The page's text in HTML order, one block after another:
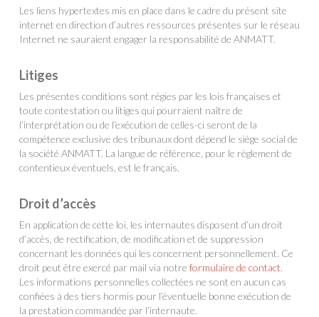
Les liens hypertextes mis en place dans le cadre du présent site
internet en direction d’autres ressources présentes sur le réseau
Internet ne sauraient engager la responsabilité de ANMATT.
Litiges
Les présentes conditions sont régies par les lois françaises et
toute contestation ou litiges qui pourraient naître de
l’interprétation ou de l’exécution de celles-ci seront de la
compétence exclusive des tribunaux dont dépend le siège social de
la société ANMATT. La langue de référence, pour le règlement de
contentieux éventuels, est le français.
Droit d’accès
En application de cette loi, les internautes disposent d’un droit
d’accès, de rectification, de modification et de suppression
concernant les données qui les concernent personnellement. Ce
droit peut être exercé par mail via notre formulaire de contact.
Les informations personnelles collectées ne sont en aucun cas
confiées à des tiers hormis pour l’éventuelle bonne exécution de
la prestation commandée par l’internaute.